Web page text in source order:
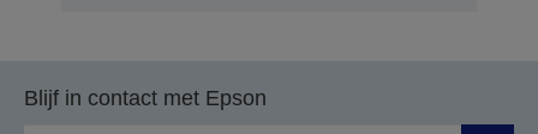
Blijf in contact met Epson